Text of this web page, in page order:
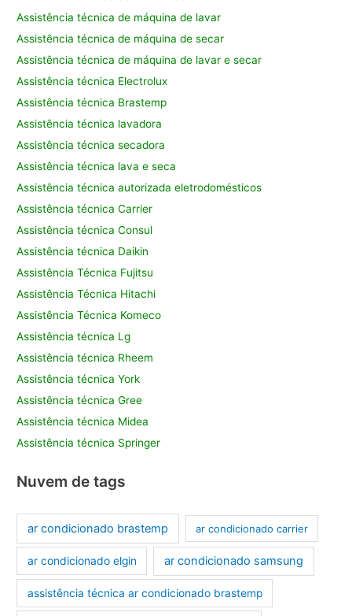
Assistência técnica de máquina de lavar
Assistência técnica de máquina de secar
Assistência técnica de máquina de lavar e secar
Assistência técnica Electrolux
Assistência técnica Brastemp
Assistência técnica lavadora
Assistência técnica secadora
Assistência técnica lava e seca
Assistência técnica autorizada eletrodomésticos
Assistência técnica Carrier
Assistência técnica Consul
Assistência técnica Daikin
Assistência Técnica Fujitsu
Assistência Técnica Hitachi
Assistência Técnica Komeco
Assistência técnica Lg
Assistência técnica Rheem
Assistência técnica York
Assistência técnica Gree
Assistência técnica Midea
Assistência técnica Springer
Nuvem de tags
ar condicionado brastemp ar condicionado carrier
ar condicionado elgin ar condicionado samsung
assistência técnica ar condicionado brastemp